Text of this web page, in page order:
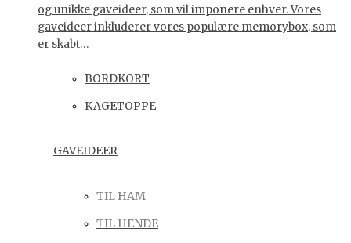
og unikke gaveideer, som vil imponere enhver. Vores
gaveideer inkluderer vores populære memorybox, som
er skabt…
BORDKORT
KAGETOPPE
GAVEIDEER
TIL HAM
TIL HENDE